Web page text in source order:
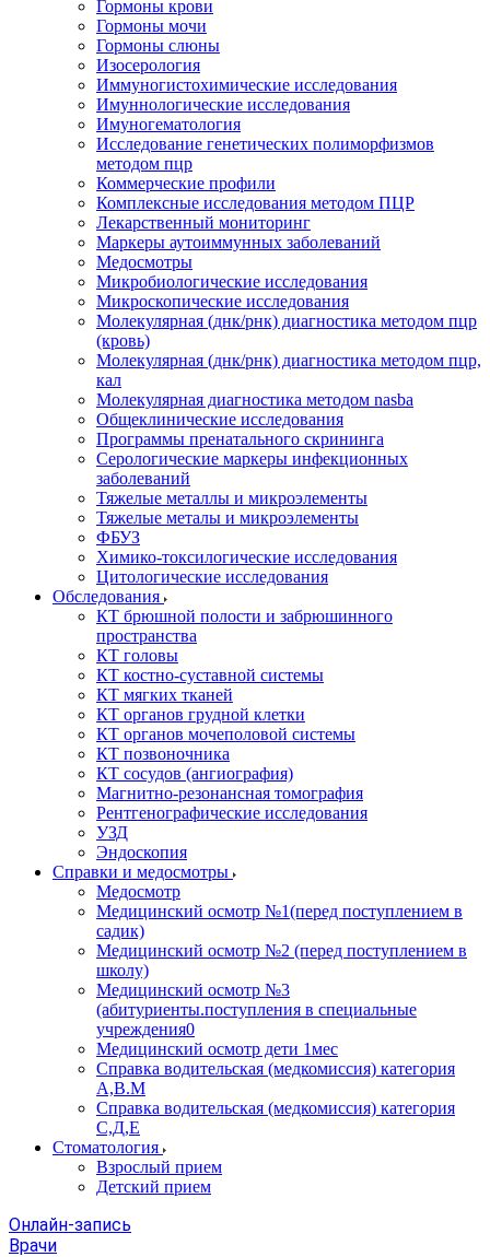
Гормоны крови
Гормоны мочи
Гормоны слюны
Изосерология
Иммуногистохимические исследования
Имуннологические исследования
Имуногематология
Исследование генетических полиморфизмов
методом пцр
Коммерческие профили
Комплексные исследования методом ПЦР
Лекарственный мониторинг
Маркеры аутоиммунных заболеваний
Медосмотры
Микробиологические исследования
Микроскопические исследования
Молекулярная (днк/рнк) диагностика методом пцр
(кровь)
Молекулярная (днк/рнк) диагностика методом пцр,
кал
Молекулярная диагностика методом nasba
Общеклинические исследования
Программы пренатального скрининга
Серологические маркеры инфекционных
заболеваний
Тяжелые металлы и микроэлементы
Тяжелые металы и микроэлементы
ФБУЗ
Химико-токсилогические исследования
Цитологические исследования
Обследования
КТ брюшной полости и забрюшинного
пространства
КТ головы
КТ костно-суставной системы
КТ мягких тканей
КТ органов грудной клетки
КТ органов мочеполовой системы
КТ позвоночника
КТ сосудов (ангиография)
Магнитно-резонансная томография
Рентгенографические исследования
УЗД
Эндоскопия
Справки и медосмотры
Медосмотр
Медицинский осмотр №1(перед поступлением в
садик)
Медицинский осмотр №2 (перед поступлением в
школу)
Медицинский осмотр №3
(абитуриенты.поступления в специальные
учреждения0
Медицинский осмотр дети 1мес
Справка водительская (медкомиссия) категория
А,В.М
Справка водительская (медкомиссия) категория
С,Д,Е
Стоматология
Взрослый прием
Детский прием
Онлайн-запись
Врачи